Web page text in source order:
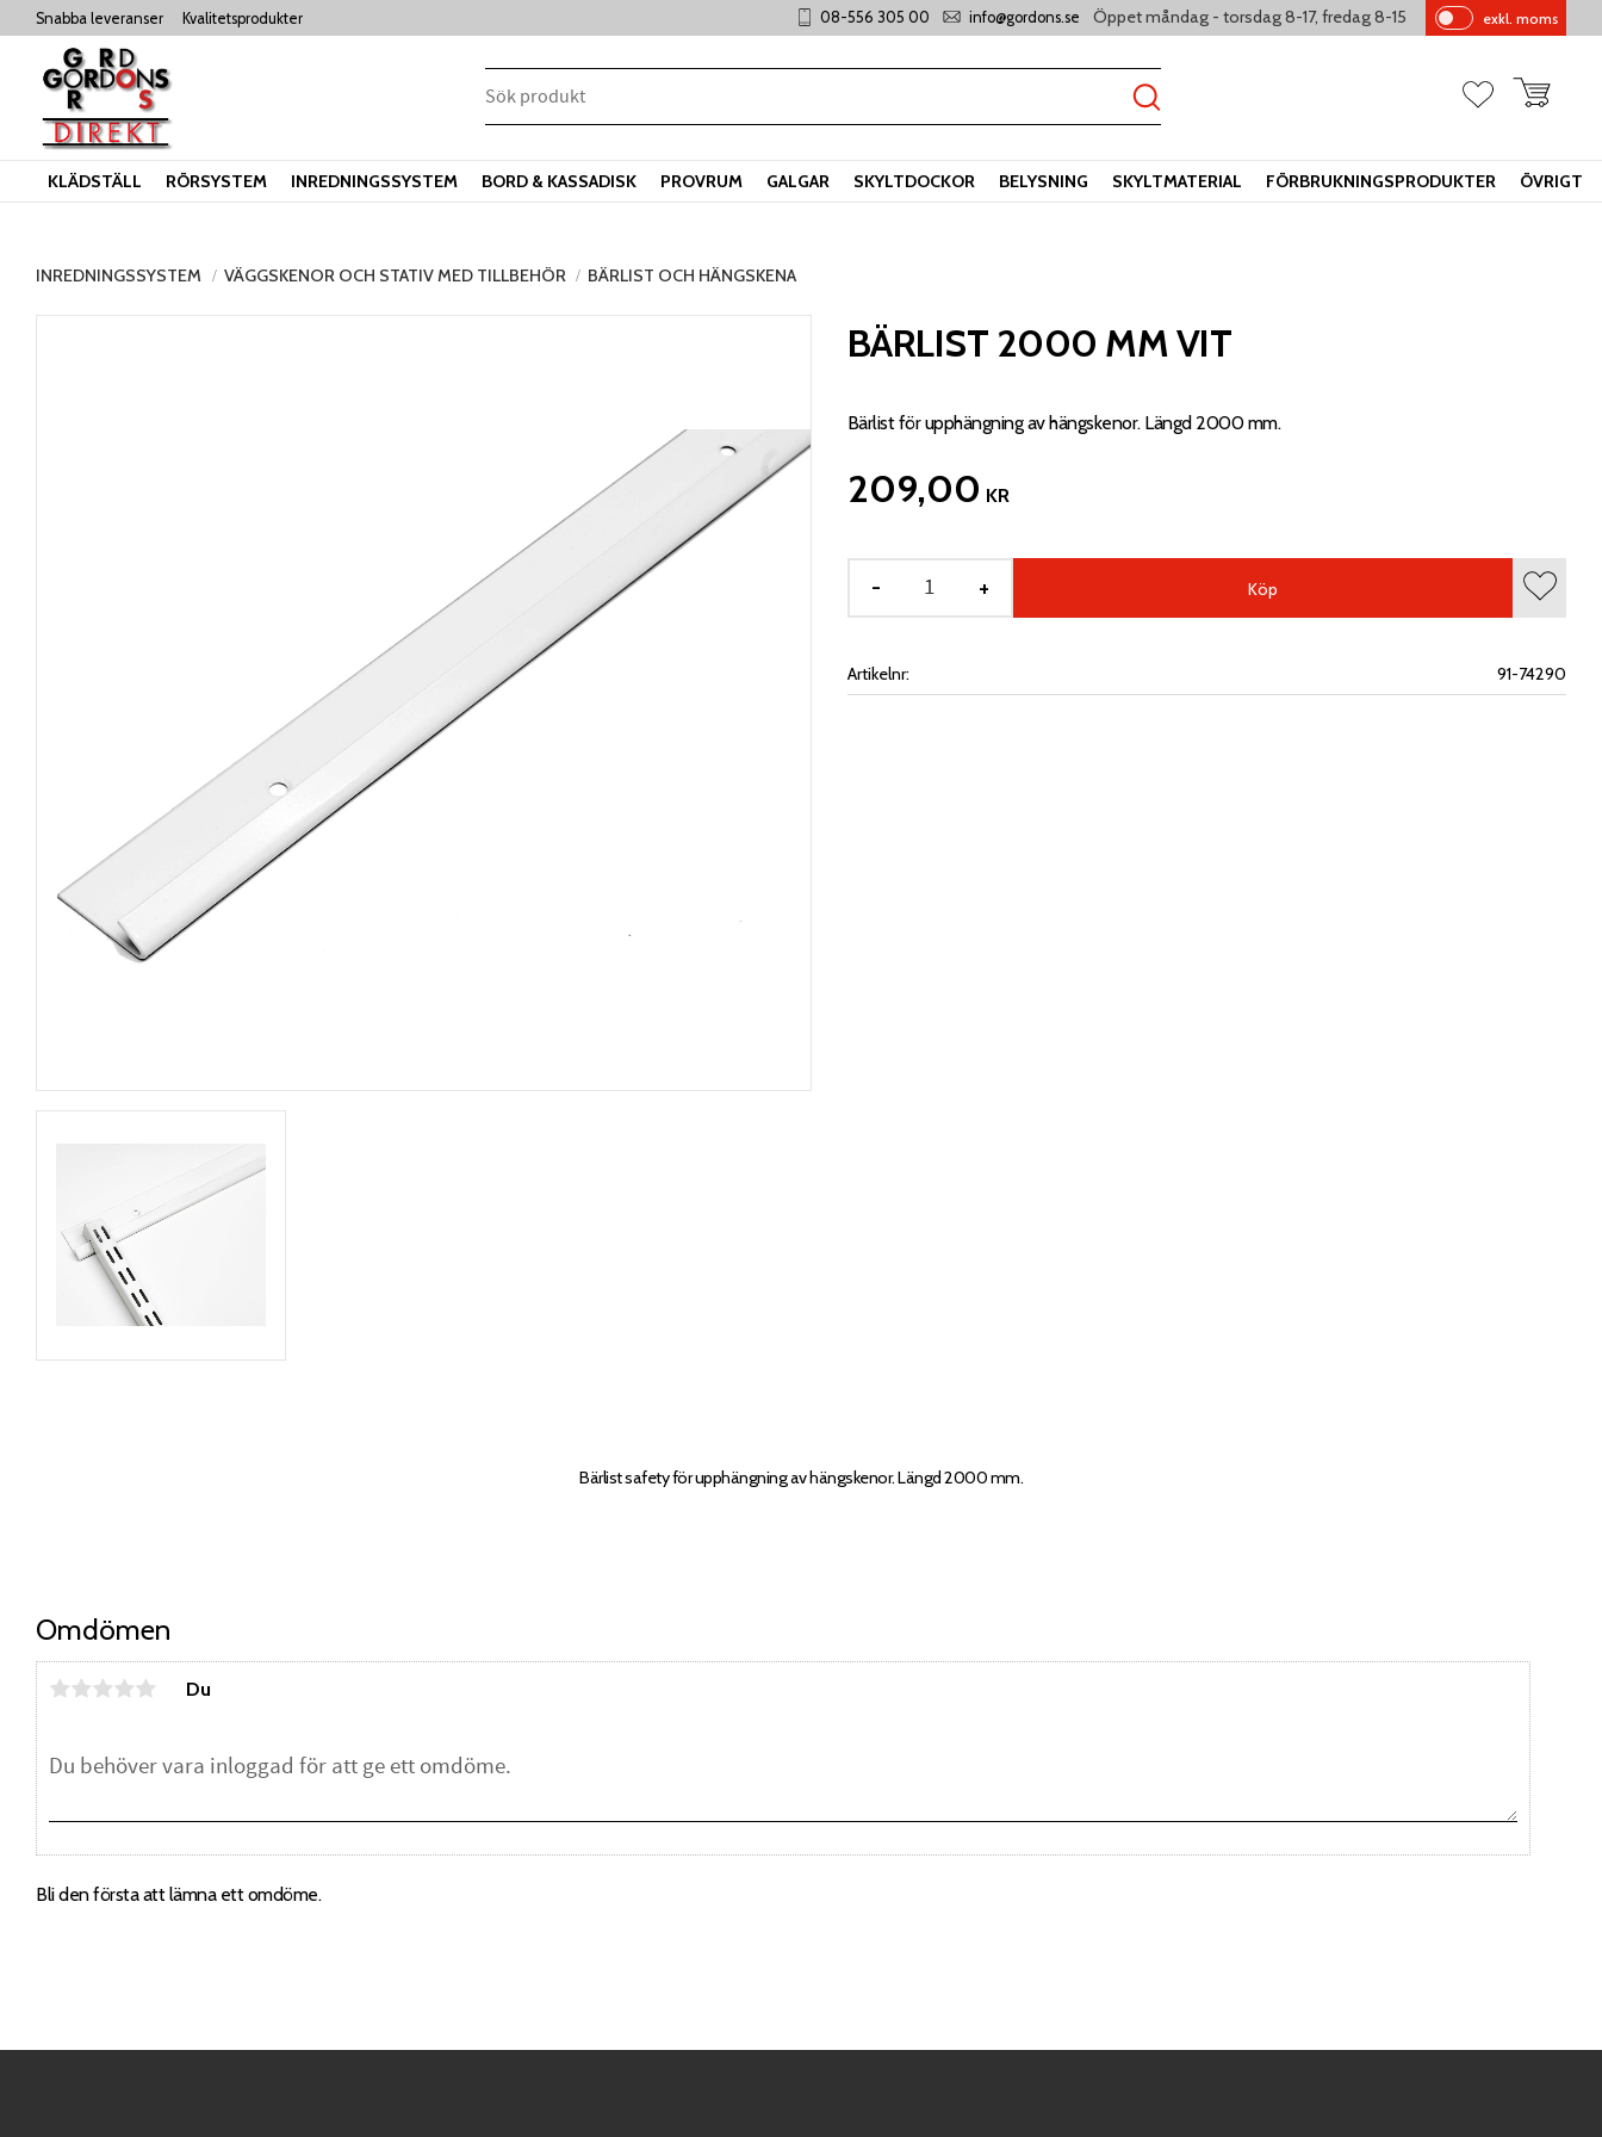
Snabba leveranser Kvalitetsprodukter 08-556 305 00 info@gordons.se Öppet måndag - torsdag 8-17, fredag 8-15
Pr
s
exkl. moms
FavoriterKundvagn
KLÄDSTÄLL RÖRSYSTEM INREDNINGSSYSTEM BORD & KASSADISK PROVRUM GALGAR SKYLTDOCKOR BELYSNING SKYLTMATERIAL FÖRBRUKNINGSPRODUKTER ÖVRIGT
INREDNINGSSYSTEM VÄGGSKENOR OCH STATIV MED TILLBEHÖR BÄRLIST OCH HÄNGSKENA
BÄRLIST 2000 MM VIT
Bärlist för upphängning av hängskenor. Längd 2000 mm.
209,00 KR
+
- Köp
Lägg
Artikelnr 91-74290
Bärlist safety för upphängning av hängskenor. Längd 2000 mm.
Omdömen
Du
Bli den första att lämna ett omdöme.